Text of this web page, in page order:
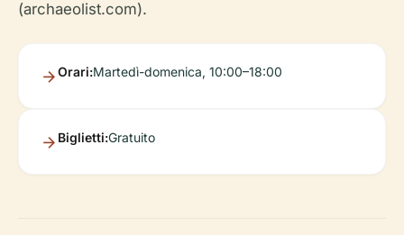
(archaeolist.com).
Orari:Martedì-domenica, 10:00–18:00
Biglietti:Gratuito